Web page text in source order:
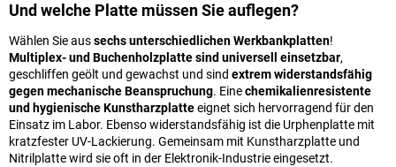
Und welche Platte müssen Sie auflegen?
Wählen Sie aussechs unterschiedlichen Werkbankplatten!
Multiplex- und Buchenholzplatte sind universell einsetzbar,
geschliffen geölt und gewachst und sind extrem widerstandsfähig
gegen mechanische Beanspruchung. Einechemikalienresistente
und hygienische Kunstharzplatteeignet sich hervorragend für den
Einsatz im Labor. Ebenso widerstandsfähig ist die Urphenplatte mit
kratzfester UV-Lackierung. Gemeinsam mit Kunstharzplatte und
Nitrilplatte wird sie oft in der Elektronik-Industrie eingesetzt.